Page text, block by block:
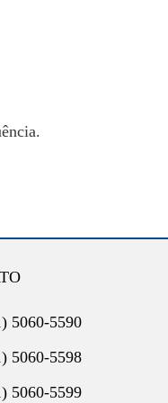
5060-5590
5060-5598
5060-5599